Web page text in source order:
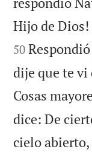
Hijo de Dios!
50
dije que te vi
Cosas
dice: De
cielo abierto,